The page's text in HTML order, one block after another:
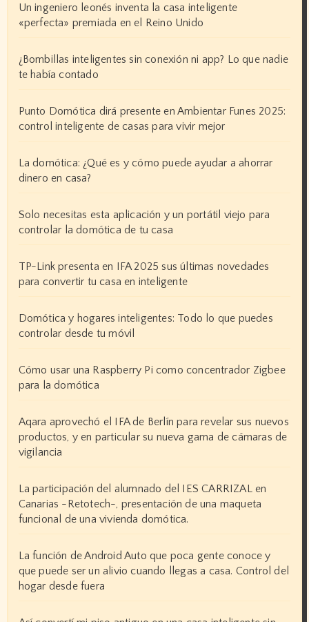
Un ingeniero leonés inventa la casa inteligente
«perfecta» premiada en el Reino Unido
¿Bombillas inteligentes sin conexión ni app? Lo que nadie
te había contado
Punto Domótica dirá presente en Ambientar Funes 2025:
control inteligente de casas para vivir mejor
La domótica: ¿Qué es y cómo puede ayudar a ahorrar
dinero en casa?
Solo necesitas esta aplicación y un portátil viejo para
controlar la domótica de tu casa
TP-Link presenta en IFA 2025 sus últimas novedades
para convertir tu casa en inteligente
Domótica y hogares inteligentes: Todo lo que puedes
controlar desde tu móvil
Cómo usar una Raspberry Pi como concentrador Zigbee
para la domótica
Aqara aprovechó el IFA de Berlín para revelar sus nuevos
productos, y en particular su nueva gama de cámaras de
vigilancia
La participación del alumnado del IES CARRIZAL en
Canarias -Retotech-, presentación de una maqueta
funcional de una vivienda domótica.
La función de Android Auto que poca gente conoce y
que puede ser un alivio cuando llegas a casa. Control del
hogar desde fuera